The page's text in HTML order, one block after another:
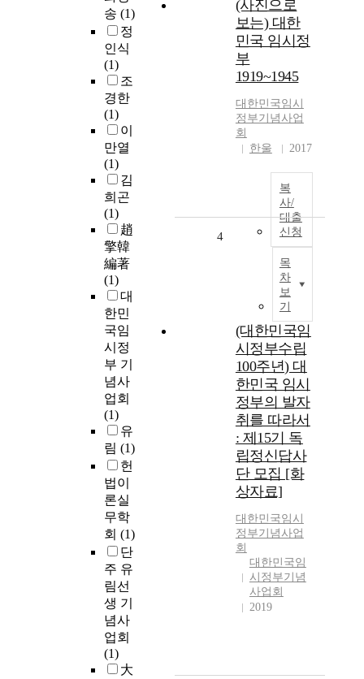
송 (1)
정
인식
(1)
조
경한
(1)
이
만열
(1)
김
희곤
(1)
趙
擎韓
編著
(1)
대
한민
국임
시정
부 기
념사
업회
(1)
유
림 (1)
헌
법이
론실
무학
회 (1)
단
주 유
림선
생 기
념사
업회
(1)
大
(사진으로
보는) 대한
민국 임시정
부
1919~1945
대한민국임시
정부기념사업
회
한울
2017
복
사/
대출
신청
목
차
보
기
4
(대한민국임
시정부수립
100주년) 대
한민국 임시
정부의 발자
취를 따라서
: 제15기 독
립정신답사
단 모집 [화
상자료]
대한민국임시
정부기념사업
회
대한민국임
시정부기념
사업회
2019